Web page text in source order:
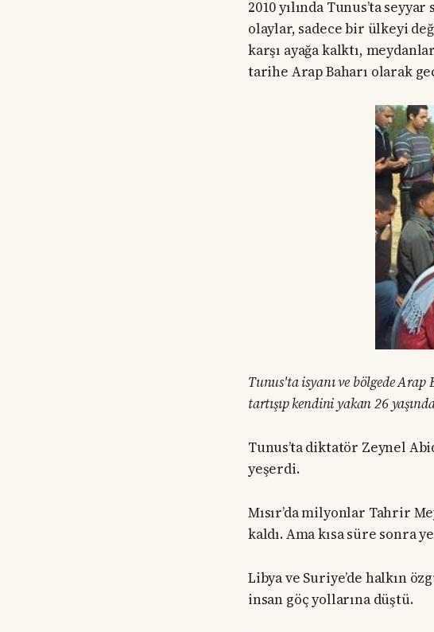
2010 yılında Tunus’ta
olaylar, sadece bir ülkeyi
karşı ayağa kalktı,
tarihe Arap Baharı olarak
Tunus'ta isyanı ve bölgede Arap
tartışıp kendini yakan 26
Tunus’ta diktatör Zeynel
yeşerdi.
Mısır’da milyonlar Tahrir
kaldı. Ama kısa süre sonra
Libya ve Suriye’de halkın
insan göç yollarına düştü.